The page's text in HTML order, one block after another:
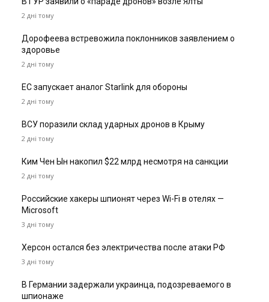
2 дні тому
Дорофеева встревожила поклонников заявлением о
здоровье
2 дні тому
ЕС запускает аналог Starlink для обороны
2 дні тому
ВСУ поразили склад ударных дронов в Крыму
2 дні тому
Ким Чен Ын накопил $22 млрд несмотря на санкции
2 дні тому
Российские хакеры шпионят через Wi-Fi в отелях —
Microsoft
3 дні тому
Херсон остался без электричества после атаки РФ
3 дні тому
В Германии задержали украинца, подозреваемого в
шпионаже